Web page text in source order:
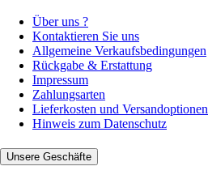
Über uns ?
Kontaktieren Sie uns
Allgemeine Verkaufsbedingungen
Rückgabe & Erstattung
Impressum
Zahlungsarten
Lieferkosten und Versandoptionen
Hinweis zum Datenschutz
Unsere Geschäfte